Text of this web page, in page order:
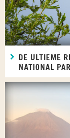
DE ULTIEME
NATIONAL